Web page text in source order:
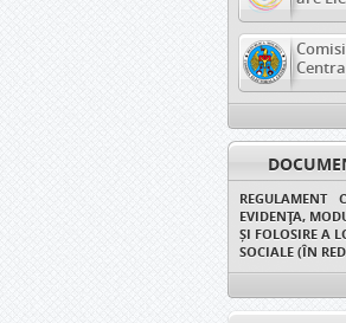
REGULAMENT
EVIDENȚA,
ȘI FOLOSIRE A
SOCIALE (ÎN